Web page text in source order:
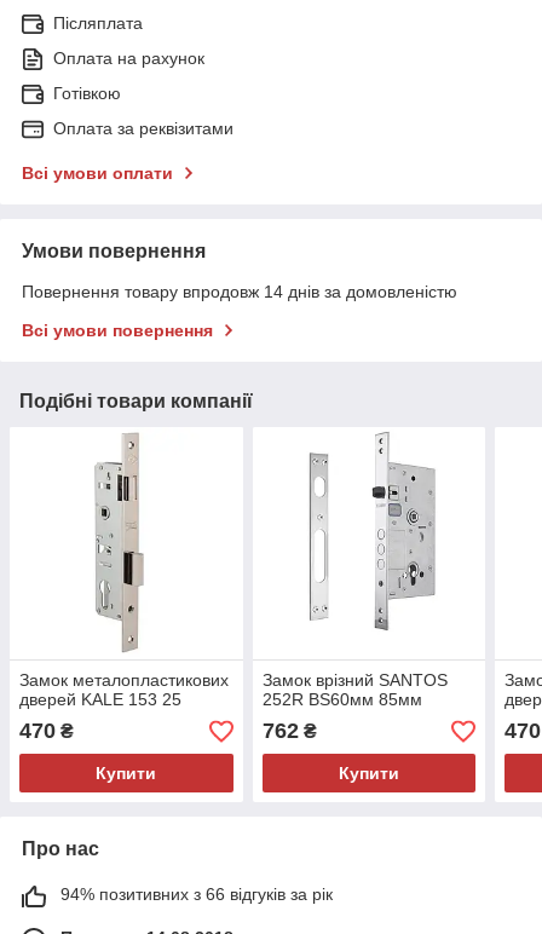
Післяплата
Оплата на рахунок
Готівкою
Оплата за реквізитами
Всі умови оплати
Умови повернення
Повернення товару впродовж 14 днів за домовленістю
Всі умови повернення
Подібні товари компанії
Замок металопластикових
дверей KALE 153 25
470 ₴
Купити
Замок врізний SANTOS
252R BS60мм 85мм
762₴
Купити
470
Про нас
94% позитивних з 66 відгуків за рік